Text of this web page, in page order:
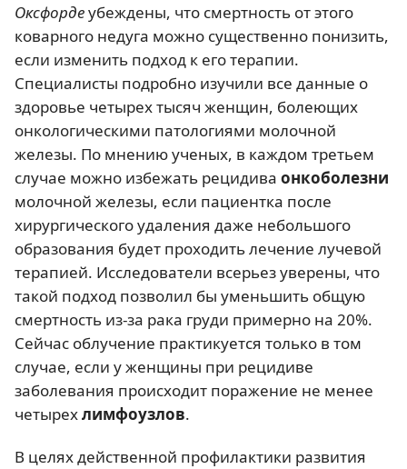
Оксфордеубеждены, что смертность от этого
коварного недуга можно существенно понизить,
если изменить подход к его терапии.
Специалисты подробно изучили все данные о
здоровье четырех тысяч женщин, болеющих
онкологическими патологиями молочной
железы. По мнению ученых, в каждом третьем
случае можно избежать рецидива онкоболезни
молочной железы, если пациентка после
хирургического удаления даже небольшого
образования будет проходить лечение лучевой
терапией. Исследователи всерьез уверены, что
такой подход позволил бы уменьшить общую
смертность из-за рака груди примерно на 20%.
Сейчас облучение практикуется только в том
случае, если у женщины при рецидиве
заболевания происходит поражение не менее
четырехлимфоузлов.
В целях действенной профилактики развития